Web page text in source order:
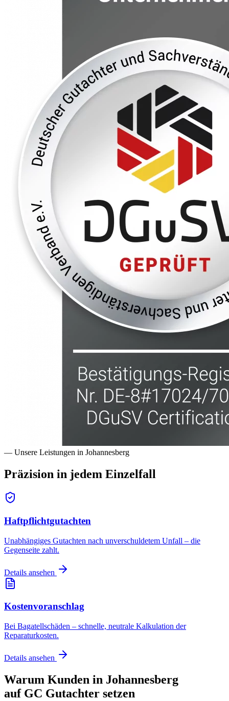
— Unsere Leistungen in Johannesberg
Präzision in jedem Einzelfall
Haftpflichtgutachten
Unabhängiges Gutachten nach unverschuldetem Unfall – die
Gegenseite zahlt.
Details ansehen
Kostenvoranschlag
Bei Bagatellschäden – schnelle, neutrale Kalkulation der
Reparaturkosten.
Details ansehen
Warum Kunden in Johannesberg
auf GC Gutachter setzen